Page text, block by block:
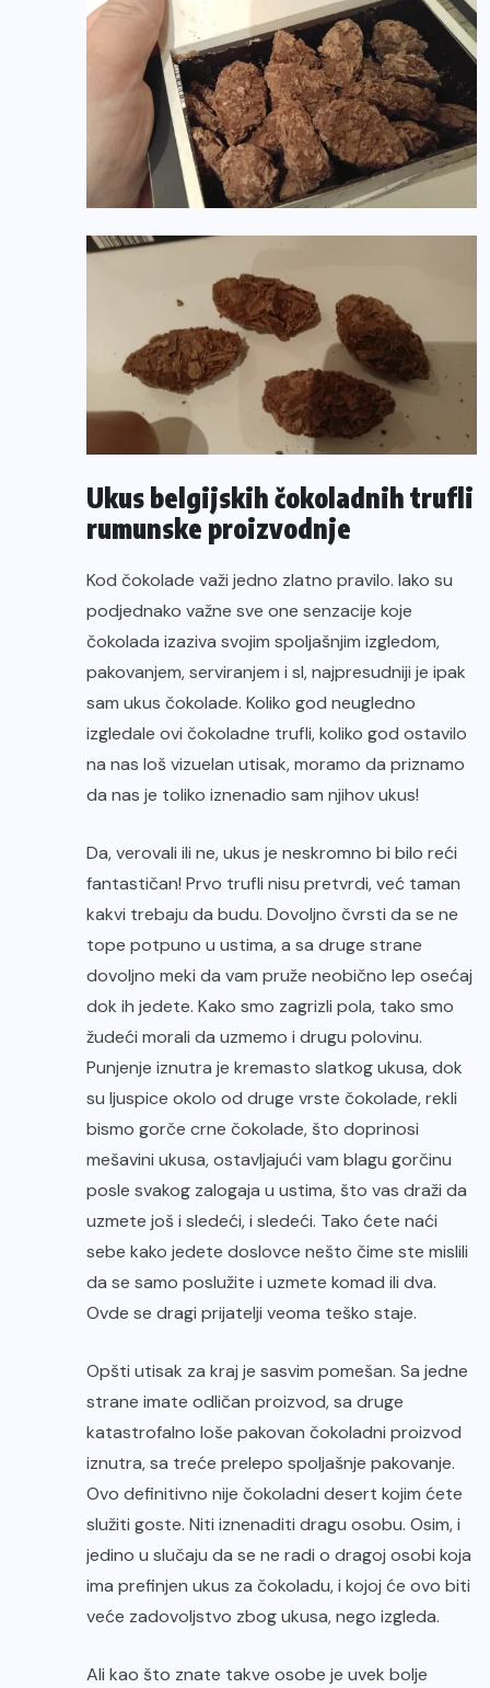
Ukus belgijskih čokoladnih trufli
rumunske proizvodnje
Kod čokolade važi jedno zlatno pravilo. Iako su
podjednako važne sve one senzacije koje
čokolada izaziva svojim spoljašnjim izgledom,
pakovanjem, serviranjem i sl, najpresudniji je ipak
sam ukus čokolade. Koliko god neugledno
izgledale ovi čokoladne trufli, koliko god ostavilo
na nas loš vizuelan utisak, moramo da priznamo
da nas je toliko iznenadio sam njihov ukus!
Da, verovali ili ne, ukus je neskromno bi bilo reći
fantastičan! Prvo trufli nisu pretvrdi, već taman
kakvi trebaju da budu. Dovoljno čvrsti da se ne
tope potpuno u ustima, a sa druge strane
dovoljno meki da vam pruže neobično lep osećaj
dok ih jedete. Kako smo zagrizli pola, tako smo
žudeći morali da uzmemo i drugu polovinu.
Punjenje iznutra je kremasto slatkog ukusa, dok
su ljuspice okolo od druge vrste čokolade, rekli
bismo gorče crne čokolade, što doprinosi
mešavini ukusa, ostavljajući vam blagu gorčinu
posle svakog zalogaja u ustima, što vas draži da
uzmete još i sledeći, i sledeći. Tako ćete naći
sebe kako jedete doslovce nešto čime ste mislili
da se samo poslužite i uzmete komad ili dva.
Ovde se dragi prijatelji veoma teško staje.
Opšti utisak za kraj je sasvim pomešan. Sa jedne
strane imate odličan proizvod, sa druge
katastrofalno loše pakovan čokoladni proizvod
iznutra, sa treće prelepo spoljašnje pakovanje.
Ovo definitivno nije čokoladni desert kojim ćete
služiti goste. Niti iznenaditi dragu osobu. Osim, i
jedino u slučaju da se ne radi o dragoj osobi koja
ima prefinjen ukus za čokoladu, i kojoj će ovo biti
veće zadovoljstvo zbog ukusa, nego izgleda.
Ali kao što znate takve osobe je uvek bolje